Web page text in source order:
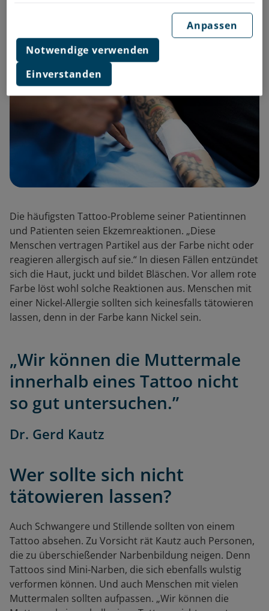
Die häufigsten Tattoo-Probleme seiner Patientinnen
und Patienten seien Ekzemreaktionen. „Diese
Menschen vertragen Partikel aus der Farbe nicht oder
reagieren allergisch auf sie.“ In diesen Fällen entzündet
sich die Haut, juckt und bildet Bläschen. Vor allem rote
Farbe löst wohl solche Reaktionen aus. Menschen mit
einer Nickel-Allergie sollten sich keinesfalls tätowieren
lassen, denn in der Farbe kann Nickel sein.
„Wir können die Muttermale
innerhalb eines Tattoo nicht
so gut untersuchen.”
Dr. Gerd Kautz
Wer sollte sich nicht
tätowieren lassen?
Auch Schwangere und Stillende sollten von einem
Tattoo absehen. Zu Vorsicht rät Kautz auch Personen,
die zu überschießender Narbenbildung neigen. Denn
Tattoos sind Mini-Narben, die sich ebenfalls wulstig
verformen können. Und auch Menschen mit vielen
Muttermalen sollten aufpassen. „Wir können die
Anpassen
Notwendige verwenden
Einverstanden